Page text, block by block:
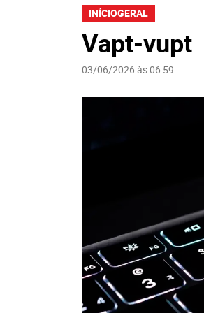
INÍCIOGERAL
Vapt-vupt
03/06/2026 às 06:59